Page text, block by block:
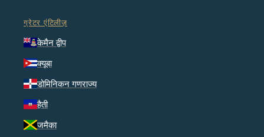
ग्रेटर एंटिलीज़
केमैन द्वीप
क्यूबा
डोमिनिकन गणराज्य
हैती
जमैका